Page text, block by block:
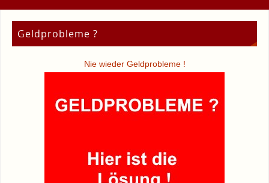
Geldprobleme ?
Nie wieder Geldprobleme !